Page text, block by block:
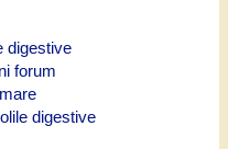
digestive
forum
digestive